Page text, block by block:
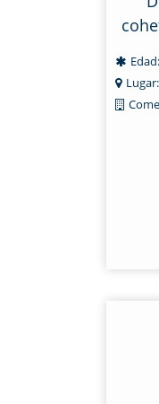
Edad:
Lugar: